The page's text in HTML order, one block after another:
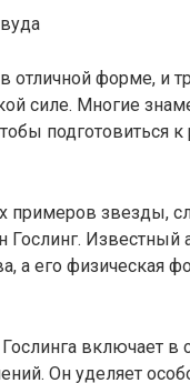
отличной форме, и
силе. Многие
подготовиться
примеров звезды,
Гослинг.
а его физическая
включает
Он уделяет